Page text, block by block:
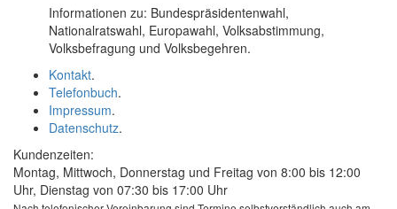
Informationen zu: Bundespräsidentenwahl,
Nationalratswahl, Europawahl, Volksabstimmung,
Volksbefragung und Volksbegehren.
Kontakt.
Telefonbuch.
Impressum.
Datenschutz.
Kundenzeiten:
Montag, Mittwoch, Donnerstag und Freitag von 8:00 bis 12:00
Uhr, Dienstag von 07:30 bis 17:00 Uhr